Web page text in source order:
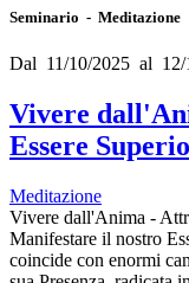
Seminario - Meditazione
Dal 11/10/2025 al 12/
Vivere
Essere
Meditazione
Vivere dall'Anima -
Manifestare il nostro
coincide con enormi